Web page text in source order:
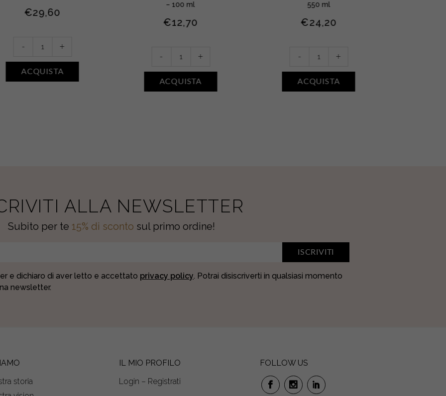
€29,60
- +
ACQUISTA
– 100 ml
€12,70
Avena
- +
ACQUISTA
550 ml
€24,20
- +
ACQUISTA
ALLA NEWSLETTER
Subito per te 15% di sconto sul primo ordine!
ISCRIVITI
e dichiaro di aver letto e accettato privacy policy. Potrai disiscriverti in qualsiasi momento
newsletter.
storia
IL MIO PROFILO
Login – Registrati
FOLLOW US